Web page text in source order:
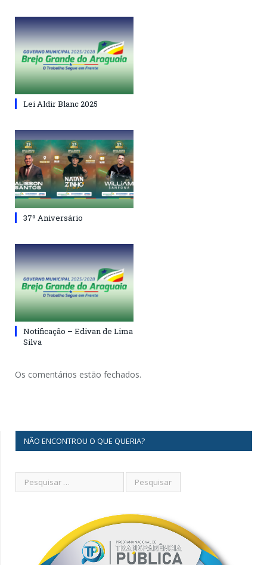
Lei Aldir Blanc 2025
37º Aniversário
Notificação – Edivan de Lima
Silva
Os comentários estão fechados.
NÃO ENCONTROU O QUE QUERIA?